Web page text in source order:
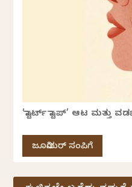
‘ಸ್ಟಾರ್ಟ್ ಸ್ಟಾಪ್’ ಆಟ ಮತ್ತು
ಜೂನಿಯರ್ ಸಂಪಿಗೆ